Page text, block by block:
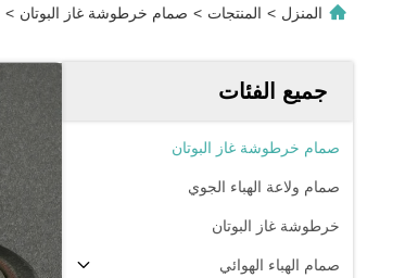
المنزل > المنتجات > صمام خرطوشة غاز البوتان >
جميع الفئات
صمام خرطوشة غاز البوتان
صمام ولاعة الهباء الجوي
خرطوشة غاز البوتان
صمام الهباء الهوائي